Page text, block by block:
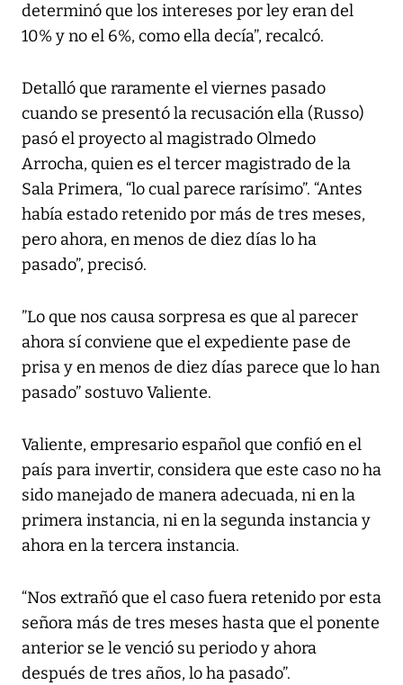
determinó que los intereses por ley eran del
10% y no el 6%, como ella decía”, recalcó.
Detalló que raramente el viernes pasado
cuando se presentó la recusación ella (Russo)
pasó el proyecto al magistrado Olmedo
Arrocha, quien es el tercer magistrado de la
Sala Primera, “lo cual parece rarísimo”. “Antes
había estado retenido por más de tres meses,
pero ahora, en menos de diez días lo ha
pasado”, precisó.
”Lo que nos causa sorpresa es que al parecer
ahora sí conviene que el expediente pase de
prisa y en menos de diez días parece que lo han
pasado” sostuvo Valiente.
Valiente, empresario español que confió en el
país para invertir, considera que este caso no ha
sido manejado de manera adecuada, ni en la
primera instancia, ni en la segunda instancia y
ahora en la tercera instancia.
“Nos extrañó que el caso fuera retenido por esta
señora más de tres meses hasta que el ponente
anterior se le venció su periodo y ahora
después de tres años, lo ha pasado”.